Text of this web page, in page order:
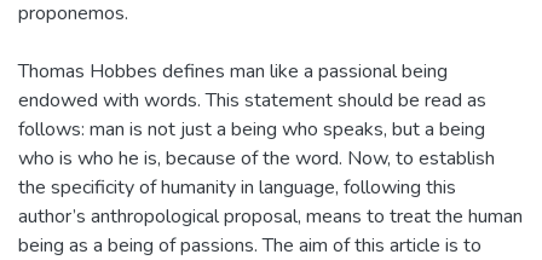
Thomas Hobbes defines man like a passional being
endowed with words. This statement should be read as
follows: man is not just a being who speaks, but a being
who is who he is, because of the word. Now, to establish
the specificity of humanity in language, following this
author’s anthropological proposal, means to treat the human
being as a being of passions. The aim of this article is to